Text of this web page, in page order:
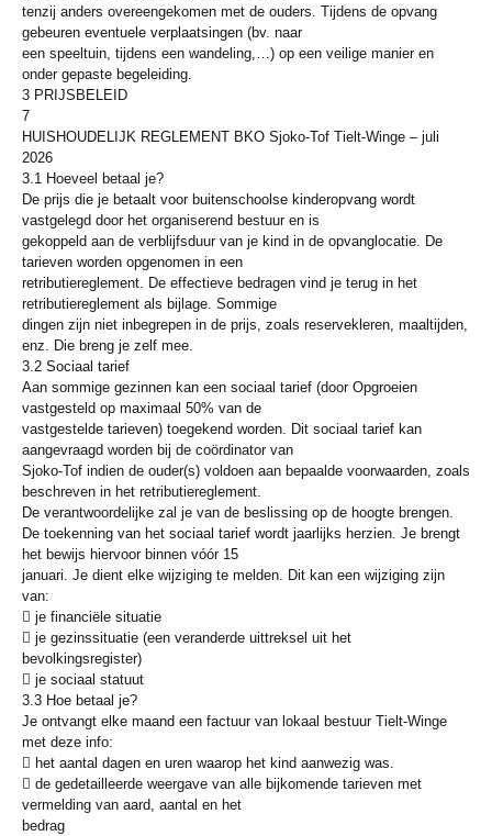
tenzij anders overeengekomen met de ouders. Tijdens de opvang
gebeuren eventuele verplaatsingen (bv. naar
een speeltuin, tijdens een wandeling,…) op een veilige manier en
onder gepaste begeleiding.
3 PRIJSBELEID
7
HUISHOUDELIJK REGLEMENT BKO Sjoko-Tof Tielt-Winge – juli
2026
3.1 Hoeveel betaal je?
De prijs die je betaalt voor buitenschoolse kinderopvang wordt
vastgelegd door het organiserend bestuur en is
gekoppeld aan de verblijfsduur van je kind in de opvanglocatie. De
tarieven worden opgenomen in een
retributiereglement. De effectieve bedragen vind je terug in het
retributiereglement als bijlage. Sommige
dingen zijn niet inbegrepen in de prijs, zoals reservekleren, maaltijden,
enz. Die breng je zelf mee.
3.2 Sociaal tarief
Aan sommige gezinnen kan een sociaal tarief (door Opgroeien
vastgesteld op maximaal 50% van de
vastgestelde tarieven) toegekend worden. Dit sociaal tarief kan
aangevraagd worden bij de coördinator van
Sjoko-Tof indien de ouder(s) voldoen aan bepaalde voorwaarden, zoals
beschreven in het retributiereglement.
De verantwoordelijke zal je van de beslissing op de hoogte brengen.
De toekenning van het sociaal tarief wordt jaarlijks herzien. Je brengt
het bewijs hiervoor binnen vóór 15
januari. Je dient elke wijziging te melden. Dit kan een wijziging zijn
van:
 je financiële situatie
 je gezinssituatie (een veranderde uittreksel uit het
bevolkingsregister)
 je sociaal statuut
3.3 Hoe betaal je?
Je ontvangt elke maand een factuur van lokaal bestuur Tielt-Winge
met deze info:
 het aantal dagen en uren waarop het kind aanwezig was.
 de gedetailleerde weergave van alle bijkomende tarieven met
vermelding van aard, aantal en het
bedrag